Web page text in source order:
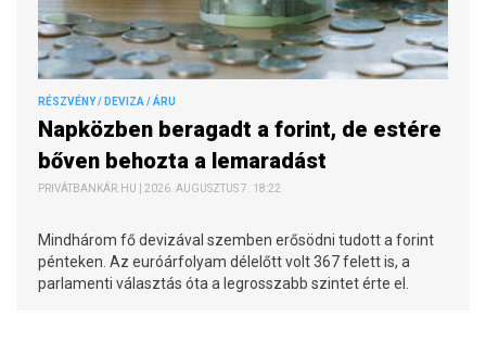
RÉSZVÉNY / DEVIZA / ÁRU
Napközben beragadt a forint, de estére
bőven behozta a lemaradást
PRIVÁTBANKÁR.HU | 2026. AUGUSZTUS 7. 18:22
Mindhárom fő devizával szemben erősödni tudott a forint
pénteken. Az euróárfolyam délelőtt volt 367 felett is, a
parlamenti választás óta a legrosszabb szintet érte el.